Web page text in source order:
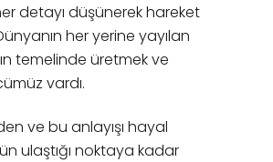
detayı düşünerek hareket
her yerine yayılan
temelinde üretmek ve
vardı.
ve bu anlayışı hayal
ulaştığı noktaya kadar